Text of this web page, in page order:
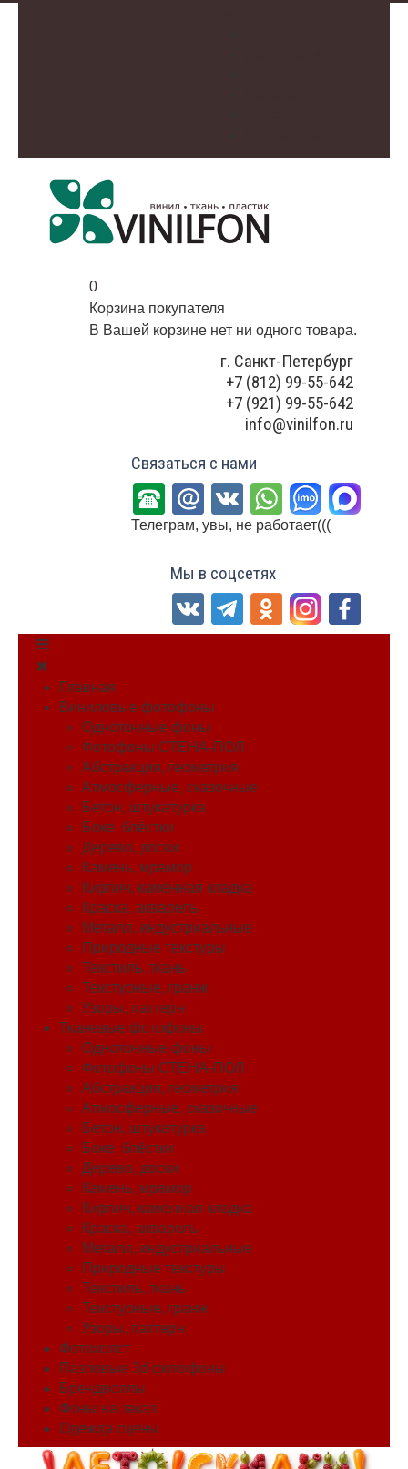
0
Корзина покупателя
В Вашей корзине нет ни одного товара.
г. Санкт-Петербург
+7 (812) 99-55-642
+7 (921) 99-55-642
info@vinilfon.ru
Связаться с нами
Телеграм, увы, не работает(((
Мы в соцсетях
Главная
Виниловые фотофоны
Однотонные фоны
Фотофоны СТЕНА-ПОЛ
Абстракция, геометрия
Атмосферные, сказочные
Бетон, штукатурка
Боке, блёстки
Дерево, доски
Камень, мрамор
Кирпич, каменная кладка
Краска, акварель
Металл, индустриальные
Природные текстуры
Текстиль, ткань
Текстурные, гранж
Узоры, паттерн
Тканевые фотофоны
Однотонные фоны
Фотофоны СТЕНА-ПОЛ
Абстракция, геометрия
Атмосферные, сказочные
Бетон, штукатурка
Боке, блёстки
Дерево, доски
Камень, мрамор
Кирпич, каменная кладка
Краска, акварель
Металл, индустриальные
Природные текстуры
Текстиль, ткань
Текстурные, гранж
Узоры, паттерн
Фотохолст
Пазловые 3d фотофоны
Брендволлы
Фоны на заказ
Одежда сцены